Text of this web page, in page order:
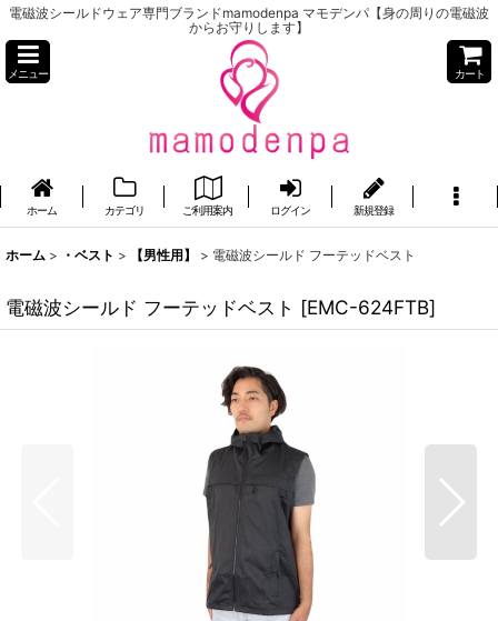
電磁波シールドウェア専門ブランドmamodenpa マモデンパ【身の周りの電磁波
からお守りします】
メニュー カート
ホーム カテゴリ ご利用案内 ログイン 新規登録
ホーム > ・ベスト > 【男性用】 > 電磁波シールド フーテッドベスト
電磁波シールド フーテッドベスト [EMC-624FTB]